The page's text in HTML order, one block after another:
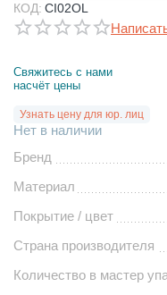
КОД: CI02OL
Свяжитесь с нами
насчёт цены
Узнать цену для юр. лиц
Нет в наличии
Бренд
Материал
Покрытие / цвет
Страна производителя
Количество в мастер